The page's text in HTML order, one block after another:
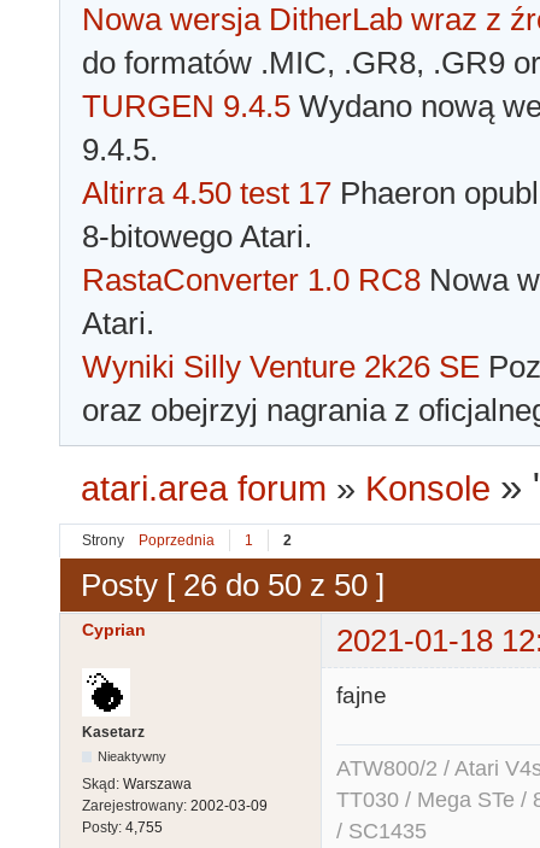
Nowa wersja DitherLab wraz z
do formatów .MIC, .GR8, .GR9
TURGEN 9.4.5 Wydano nową
9.4.5.
Altirra 4.50 test 17 Phaeron
8-bitowego Atari.
RastaConverter 1.0 RC8 Nowa
Atari.
Wyniki Silly Venture 2k26 SE
oraz obejrzyj nagrania z
atari.area forum » Konsole »
Strony Poprzednia 1 2
Posty [ 26 do 50 z 50 ]
Cyprian 2021-01-18
Kasetarz
Nieaktywny
Skąd: Warszawa
Zarejestrowany: 2002-03-09
Posty: 4,755
fajne
ATW800/2 / Atari
TT030 / Mega STe /
/ SC1435